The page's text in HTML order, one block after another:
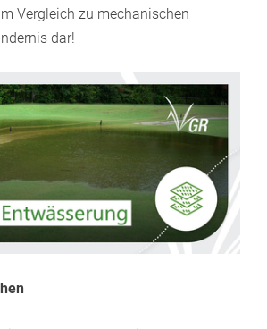
Vergleich zu mechanischen
dar!